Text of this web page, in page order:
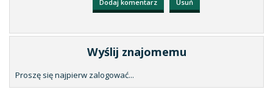
Wyślij znajomemu
Proszę się najpierw zalogować...